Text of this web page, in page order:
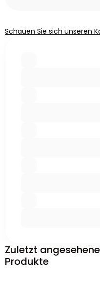
Schauen Sie sich unseren
Zuletzt angesehene
Produkte